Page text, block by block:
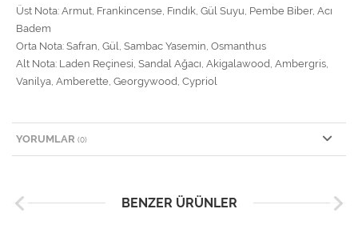
Üst Nota: Armut, Frankincense, Fındık, Gül Suyu, Pembe Biber, Acı
Badem
Orta Nota: Safran, Gül, Sambac Yasemin, Osmanthus
Alt Nota: Laden Reçinesi, Sandal Ağacı, Akigalawood, Ambergris,
Vanilya, Amberette, Georgywood, Cypriol
YORUMLAR (0)
BENZER ÜRÜNLER